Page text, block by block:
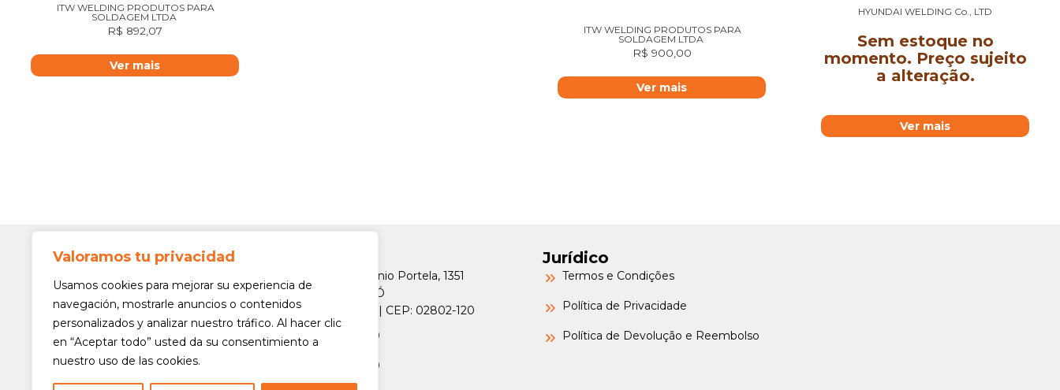
Valoramos tu privacidad
Usamos cookies para mejorar su experiencia de
navegación, mostrarle anuncios o contenidos
personalizados y analizar nuestro tráfico. Al hacer clic
en “Aceptar todo” usted da su consentimiento a
nuestro uso de las cookies.
ITW WELDING PRODUTOS PARA
SOLDAGEM LTDA
R$ 892,07
Ver mais
ITW WELDING PRODUTOS PARA
SOLDAGEM LTDA
R$ 900,00
Ver mais
HYUNDAI WELDING Co., LTD
Sem estoque no
momento. Preço sujeito
a alteração.
Ver mais
Siga-nos!
Av. Min. Petrônio Portela, 1351
Freguesia do Ó
São Paulo/SP | CEP: 02802-120
(11) 3975-6000
(11) 3975-6000
Jurídico
Termos e Condições
Política de Privacidade
Política de Devolução e Reembolso